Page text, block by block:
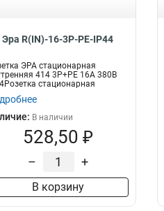
Эра R(IN)-16-3P-PE-IP44
ЭРА стационарная
414 3Р+РЕ 16А 380В
стационарная
3Р+Р...
В наличии
528,50 ₽
– +
В корзину